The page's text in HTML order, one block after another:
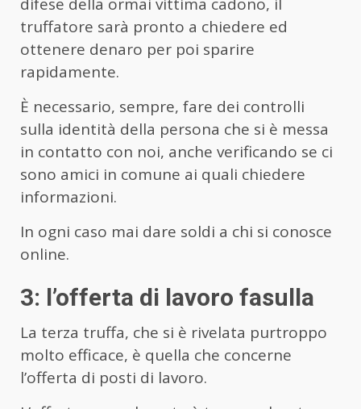
truffatore sarà pronto a chiedere ed
ottenere denaro per poi sparire
rapidamente.
È necessario, sempre, fare dei controlli
sulla identità della persona che si è messa
in contatto con noi, anche verificando se ci
sono amici in comune ai quali chiedere
informazioni.
In ogni caso mai dare soldi a chi si conosce
online.
3: l’offerta di lavoro fasulla
La terza truffa, che si è rivelata purtroppo
molto efficace, è quella che concerne
l’offerta di posti di lavoro.